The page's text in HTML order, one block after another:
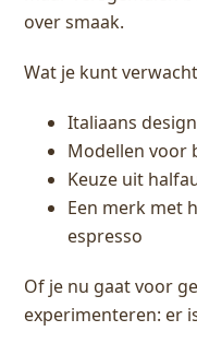
over smaak.
Wat je kunt
Italiaans
Modellen voor
Keuze uit
Een merk met
espresso
Of je nu gaat voor
experimenteren: er